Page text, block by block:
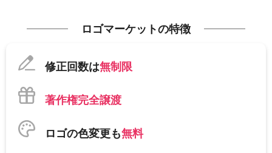
ロゴマーケットの特徴
修正回数は無制限
著作権完全譲渡
ロゴの色変更も無料